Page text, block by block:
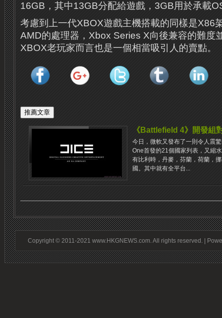
16GB，其中13GB分配給遊戲，3GB用於承載
考慮到上一代XBOX遊戲主機搭載的同樣是X86
AMD的處理器，Xbox Series X向後兼容的難度
XBOX老玩家而言也是一個相當吸引人的賣點。
《Battlefield 4》開發組
今日，微軟又發布了一則令人震
One首發的21個國家列表，又縮
有比利時，丹麥，芬蘭，荷蘭，
國。其中就有全平台...
Copyright © 2011-2021 www.HKGNEWS.com. All rights reserved. |